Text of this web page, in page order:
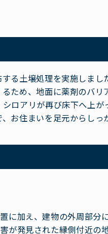
る土壌処理を実施しまし
ため、地面に薬剤のバリ
ロアリが再び床下へ上が
お住まいを足元からしっ
に加え、建物の外周部分
が発見された縁側付近の